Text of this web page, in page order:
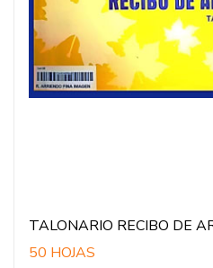
TALONARIO RECIBO DE
50 HOJAS